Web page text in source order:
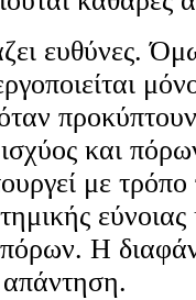
ευθύνες.
ισχύος και
με
Η